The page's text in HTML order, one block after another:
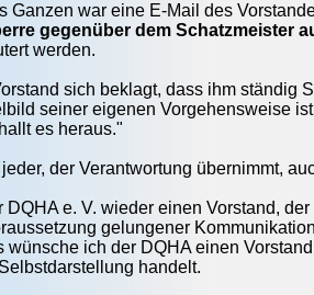
Ganzen war eine E-Mail des
gegenüber dem Schatzmeister
werden.
sich beklagt, dass ihm ständig
seiner eigenen Vorgehensweise
es heraus."
der Verantwortung übernimmt,
DQHA e. V. wieder einen Vorstand,
gelungener
wünsche ich der DQHA einen
handelt.